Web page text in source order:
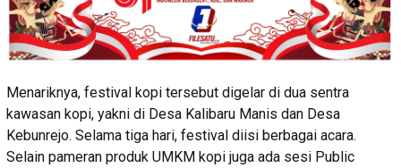
Menariknya, festival kopi tersebut digelar di dua sentra
kawasan kopi, yakni di Desa Kalibaru Manis dan Desa
Kebunrejo. Selama tiga hari, festival diisi berbagai acara.
Selain pameran produk UMKM kopi juga ada sesi Public